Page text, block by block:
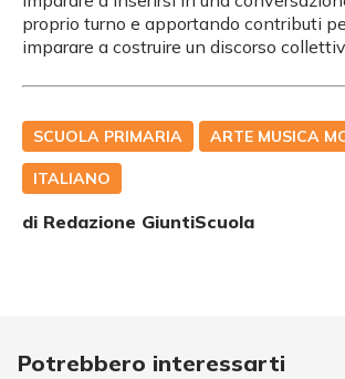
proprio turno e apportando contributi
imparare a costruire un discorso
SCUOLA PRIMARIA ARTE MUSICA
ITALIANO
di Redazione GiuntiScuola
Potrebbero interessarti